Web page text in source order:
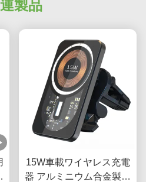
製品
15W車載ワイヤレス充電
器 アルミニウム合金製マ